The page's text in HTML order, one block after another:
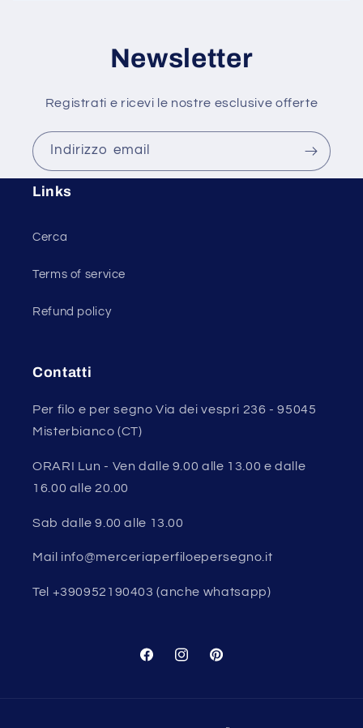
Newsletter
Registrati e ricevi le nostre esclusive offerte
Indirizzo email
Links
Cerca
Terms of service
Refund policy
Contatti
Per filo e per segno Via dei vespri 236 - 95045
Misterbianco (CT)
ORARI Lun - Ven dalle 9.00 alle 13.00 e dalle
16.00 alle 20.00
Sab dalle 9.00 alle 13.00
Mail info@merceriaperfiloepersegno.it
Tel +390952190403 (anche whatsapp)
FacebookInstagramPinterest